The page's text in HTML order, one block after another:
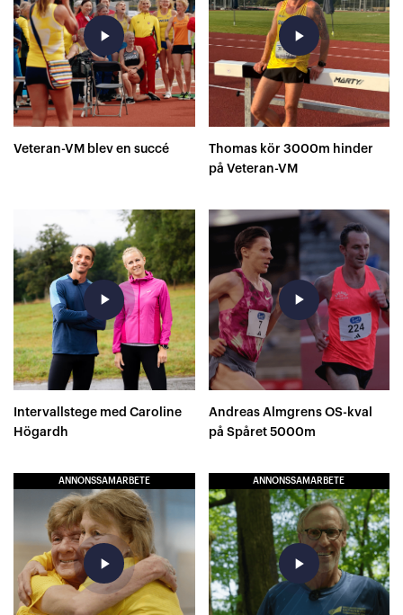
play_arrow
Veteran-VM blev en succé
play_arrow
Thomas kör 3000m hinder
på Veteran-VM
play_arrow
Intervallstege med Caroline
Högardh
play_arrow
Andreas Almgrens OS-kval
på Spåret 5000m
ANNONSSAMARBETE
play_arrow
ANNONSSAMARBETE
play_arrow